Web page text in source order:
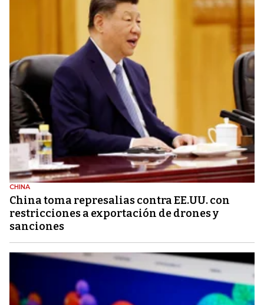
CHINA
China toma represalias contra EE.UU. con
restricciones a exportación de drones y
sanciones